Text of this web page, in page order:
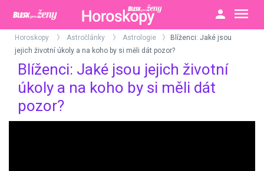
Horoskopy Astročlánky Astrologie
>
Blíženci: Jaké jsou
jejich životní úkoly a na koho by si měli dát pozor?
Blíženci: Jaké jsou jejich životní
úkoly a na koho by si měli dát
pozor?